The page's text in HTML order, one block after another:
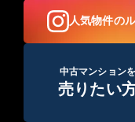
人気物件の
中古マンションを
売りたい